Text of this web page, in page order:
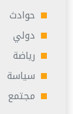
حوادث
دولي
رياضة
سياسة
مجتمع